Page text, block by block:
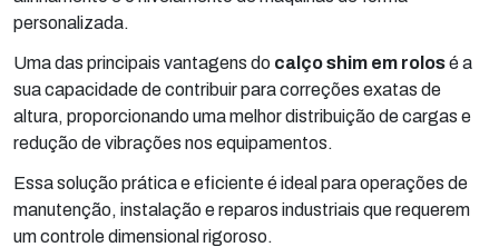
personalizada.
Uma das principais vantagens do calço shim em rolosé a
sua capacidade de contribuir para correções exatas de
altura, proporcionando uma melhor distribuição de cargas e
redução de vibrações nos equipamentos.
Essa solução prática e eficiente é ideal para operações de
manutenção, instalação e reparos industriais que requerem
um controle dimensional rigoroso.